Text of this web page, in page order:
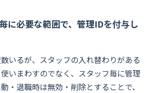
に必要な範囲で、管理IDを付与し
いるが、スタッフの入れ替わりがある
いまわすのでなく、スタッフ毎に管理
・退職時は無効・削除とすることで、